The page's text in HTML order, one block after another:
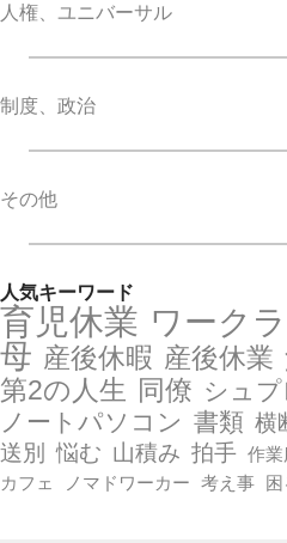
人権、ユニバーサル
制度、政治
その他
人気キーワード
育児休業 ワーク
母 産後休暇 産後休業
第2の人生 同僚 シュ
ノートパソコン 書類 横
送別
悩む 山積み 拍手 作業
カフェ
ノマドワーカー 考え事 困